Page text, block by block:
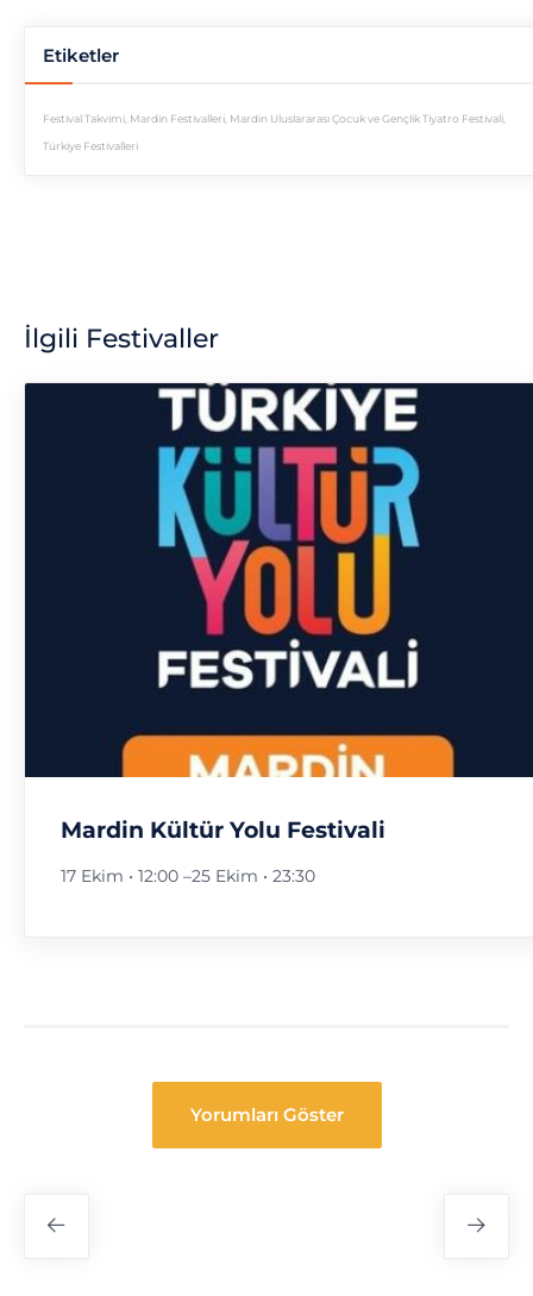
Etiketler
Festival Takvimi Mardin Festivalleri Mardin Uluslararası Çocuk ve Gençlik Tiyatro Festivali
Türkiye Festivalleri
İlgili Festivaller
Mardin Kültür Yolu Festivali
17 Ekim • 12:00 –25 Ekim • 23:30
Yorumları Göster